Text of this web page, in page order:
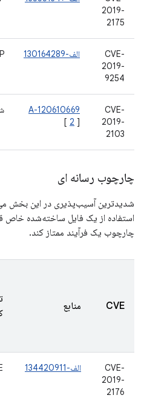
2019-
2175
CVE-
2019-
9254
الف-130164289
CVE-
2019-
2103
A-120610669
[ 2 ]
چارچوب رسانه ای
شدیدترین آسیب‌پذیری در این بخش
استفاده از یک فایل ساخته‌شده خاص
چارچوب یک فرآیند ممتاز کند.
CVE منابع
CVE-
2019-
2176
الف-134420911